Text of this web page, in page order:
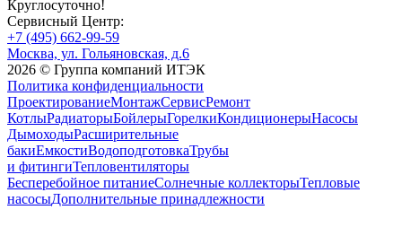
Круглосуточно!
Сервисный Центр:
+7 (495) 662-99-59
Москва, ул. Гольяновская, д.6
2026 © Группа компаний ИТЭК
Политика конфиденциальности
ПроектированиеМонтажСервисРемонт
КотлыРадиаторыБойлерыГорелкиКондиционерыНасосы
ДымоходыРасширительные
бакиЕмкостиВодоподготовкаТрубы
и фитингиТепловентиляторы
Бесперебойное питаниеСолнечные коллекторыТепловые
насосыДополнительные принадлежности